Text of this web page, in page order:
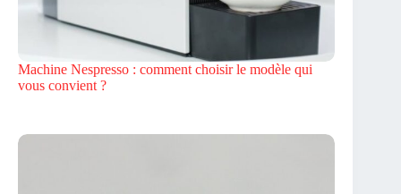
Machine Nespresso : comment choisir le modèle qui
vous convient ?